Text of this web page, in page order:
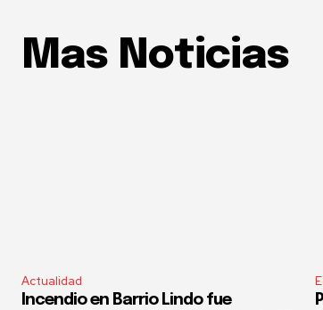
Mas Noticias
Actualidad
Incendio en Barrio Lindo fue